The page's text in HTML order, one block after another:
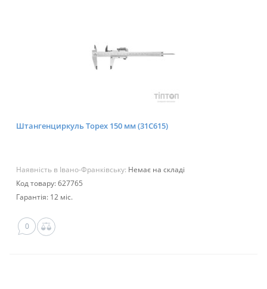
Штангенциркуль Topex 150 мм (31C615)
Наявність в Івано-Франківську: Немає на складі
Код товару: 627765
Гарантія: 12 міс.
0